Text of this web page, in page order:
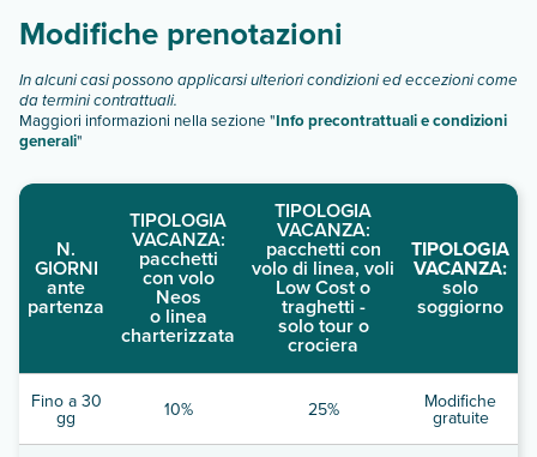
Modifiche prenotazioni
In alcuni casi possono applicarsi ulteriori condizioni ed eccezioni come
da termini contrattuali.
Maggiori informazioni nella sezione "Info precontrattuali e condizioni
generali"
N.
GIORNI
ante
partenza
TIPOLOGIA
VACANZA:
pacchetti
con volo
Neos
o linea
charterizzata
TIPOLOGIA
VACANZA:
pacchetti con
volo di linea, voli
Low Cost o
traghetti -
solo tour o
crociera
TIPOLOGIA
VACANZA:
solo
soggiorno
Fino a 30
gg 10% 25% Modifiche
gratuite